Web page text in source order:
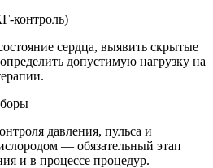
контроль)
сердца, выявить скрытые
допустимую нагрузку на
давления, пульса и
— обязательный этап
и в процессе процедур.